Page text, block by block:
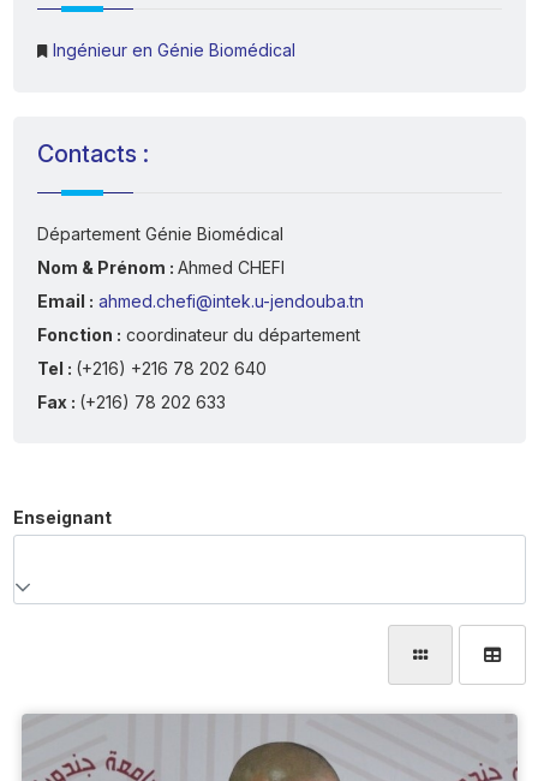
Ingénieur en Génie Biomédical
Contacts :
Département Génie Biomédical
Nom & Prénom : Ahmed CHEFI
Email : ahmed.chefi@intek.u-jendouba.tn
Fonction : coordinateur du département
Tel : (+216) +216 78 202 640
Fax : (+216) 78 202 633
Enseignant